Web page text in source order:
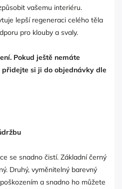
vašemu interiéru.
lepší regeneraci celého těla
pro klouby a svaly.
Pokud ještě nemáte
si ji do objednávky dle
se snadno čistí. Základní černý
Druhý, vyměnitelný barevný
a snadno ho můžete